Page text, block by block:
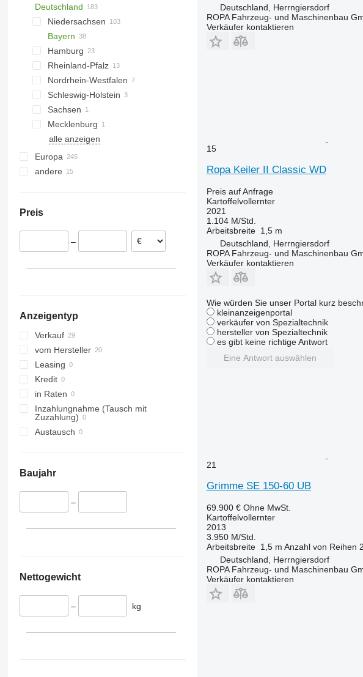
Deutschland
Niedersachsen
Hannover
Braunschweig
Osnabrück
Meppen
Sittensen
Hildesheim
Wittingen
Wildeshausen
alle anzeigen
Bayern
Regensburg
Landshut
Langquaid
Hamburg
Hamburg
Rheinland-Pfalz
Frankenthal
Koblenz
Nordrhein-Westfalen
Düsseldorf
Münster
Schleswig-Holstein
Lübeck
Sachsen
Grimma
Mecklenburg
Rostock
Bremen
Oranienburg
alle anzeigen
Europa
Niederlande
Schweden
Österreich
andere
Preis
–
Anzeigentyp
Verkauf
vom Hersteller
Leasing
Kredit
in Raten
Inzahlungnahme (Tausch mit
Zuzahlung)
Austausch
Baujahr
–
Nettogewicht
– kg
Deutschland, Herrngiersdorf
ROPA Fahrzeug- und Maschinenbau
Verkäufer kontaktieren
15
Ropa Keiler II Classic WD
Preis auf Anfrage
Kartoffelvollernter
2021
1.104 M/Std.
Arbeitsbreite 1,5 m
Deutschland, Herrngiersdorf
ROPA Fahrzeug- und Maschinenbau
Verkäufer kontaktieren
Wie würden Sie unser Portal kurz
kleinanzeigenportal
verkäufer von Spezialtechnik
hersteller von Spezialtechnik
es gibt keine richtige Antwort
Eine Antwort auswählen
21
Grimme SE 150-60 UB
69.900 € Ohne MwSt.
Kartoffelvollernter
2013
3.950 M/Std.
Arbeitsbreite 1,5 m Anzahl von Reihen 2
Deutschland, Herrngiersdorf
ROPA Fahrzeug- und Maschinenbau
Verkäufer kontaktieren